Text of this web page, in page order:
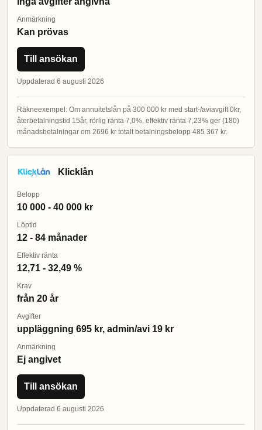
Anmärkning
Kan prövas
Till ansökan
Uppdaterad 6 augusti 2026
Räkneexempel: Om annuitetslån på 300 000 kr med start-/aviavgift 0kr,
återbetalningstid 15år, rörlig ränta 7,0%, effektiv ränta 7,23% ger (180)
månadsbetalningar om 2696 kr totalt betalningsbelopp 485 367 kr.
Klicklån
Belopp
10 000 - 40 000 kr
Löptid
12 - 84 månader
Effektiv ränta
12,71 - 32,49 %
Krav
från 20 år
Avgifter
uppläggning 695 kr, admin/avi 19 kr
Anmärkning
Ej angivet
Till ansökan
Uppdaterad 6 augusti 2026